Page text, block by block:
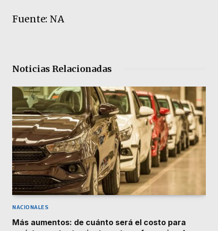
Fuente: NA
Noticias Relacionadas
NACIONALES
Más aumentos: de cuánto será el costo para